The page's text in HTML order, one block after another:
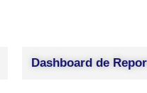
Dashboard de